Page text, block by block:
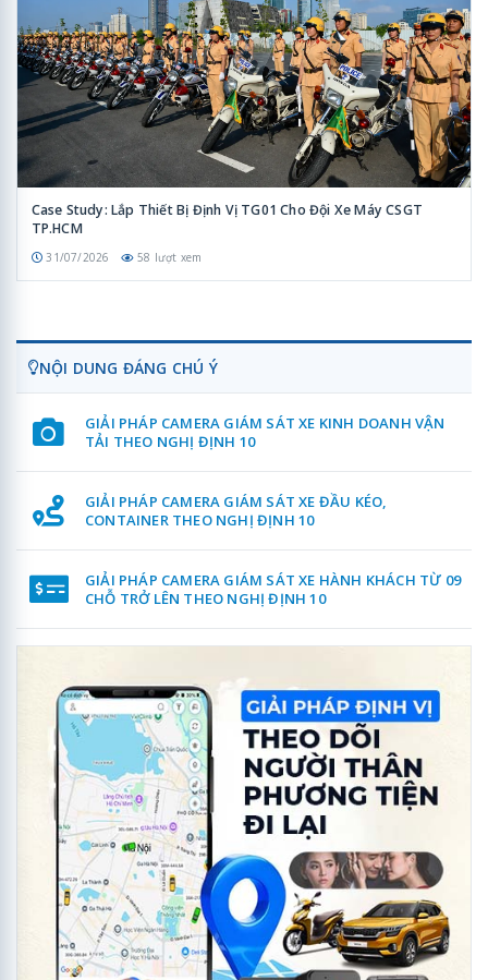
Case Study: Lắp Thiết Bị Định Vị TG01 Cho Đội Xe Máy CSGT
TP.HCM
31/07/2026 58 lượt xem
NỘI DUNG ĐÁNG CHÚ Ý
GIẢI PHÁP CAMERA GIÁM SÁT XE KINH DOANH VẬN
TẢI THEO NGHỊ ĐỊNH 10
GIẢI PHÁP CAMERA GIÁM SÁT XE ĐẦU KÉO,
CONTAINER THEO NGHỊ ĐỊNH 10
GIẢI PHÁP CAMERA GIÁM SÁT XE HÀNH KHÁCH TỪ 09
CHỖ TRỞ LÊN THEO NGHỊ ĐỊNH 10